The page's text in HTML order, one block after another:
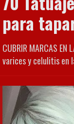
para
CUBRIR MARCAS
varices y celulitis en